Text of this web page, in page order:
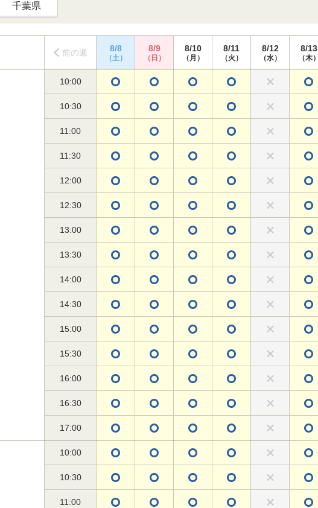
千葉県
前の週 8/8
（土）
8/9
（日）
8/10
（月）
8/11
（火）
8/12
（水）
8/13
（木）
10:00
10:30
11:00
11:30
12:00
12:30
13:00
13:30
14:00
14:30
15:00
15:30
16:00
16:30
17:00
10:00
10:30
11:00